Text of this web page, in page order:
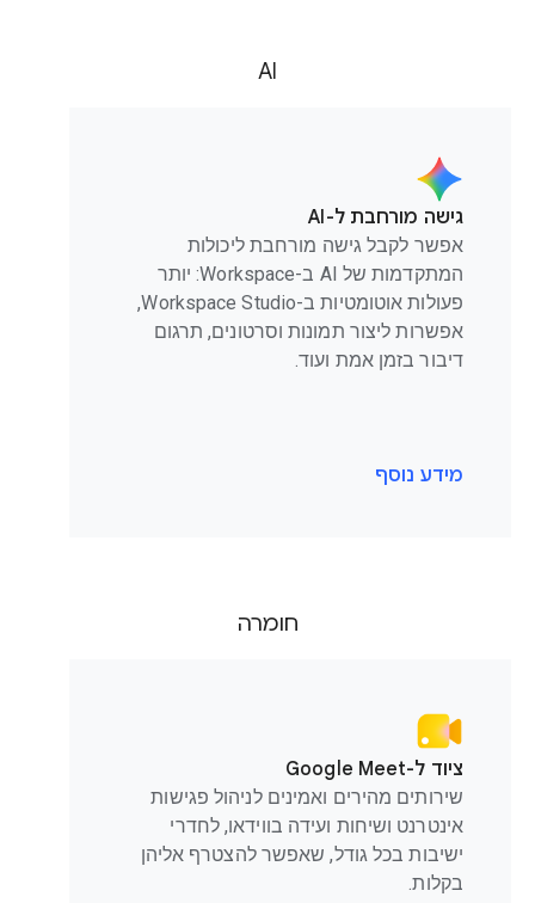
AI
גישה מורחבת ל-AI
אפשר לקבל גישה מורחבת ליכולות
המתקדמות של AI ב-Workspace: יותר
פעולות אוטומטיות ב-Workspace Studio,
אפשרות ליצור תמונות וסרטונים, תרגום
דיבור בזמן אמת ועוד.
מידע נוסף
חומרה
ציוד ל-Google Meet
שירותים מהירים ואמינים לניהול פגישות
אינטרנט ושיחות ועידה בווידאו, לחדרי
ישיבות בכל גודל, שאפשר להצטרף אליהן
בקלות.